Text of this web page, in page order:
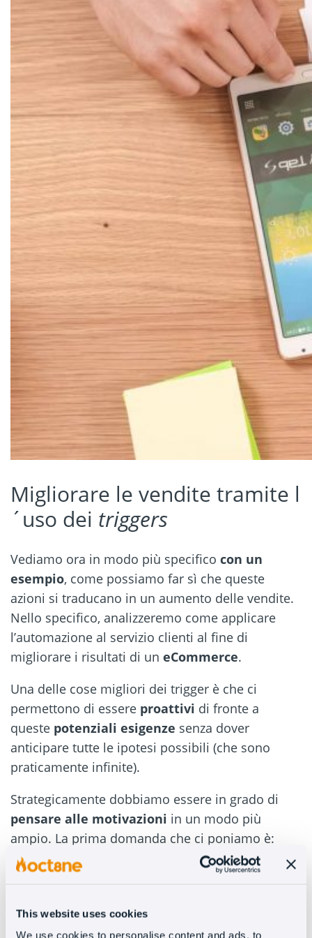
This website uses cookies
We use cookies to personalise content and ads, to
Migliorare le vendite tramite l
´uso dei triggers
Vediamo ora in modo più specifico con un
esempio, come possiamo far sì che queste
azioni si traducano in un aumento delle vendite.
Nello specifico, analizzeremo come applicare
l’automazione al servizio clienti al fine di
migliorare i risultati di un eCommerce.
Una delle cose migliori dei trigger è che ci
permettono di essere proattivi di fronte a
queste potenziali esigenze senza dover
anticipare tutte le ipotesi possibili (che sono
praticamente infinite).
Strategicamente dobbiamo essere in grado di
pensare alle motivazioni in un modo più
ampio. La prima domanda che ci poniamo è:
“Che bisogno dobbiamo coprire per il cliente?
diretta con l’utenteattraverso una chat, la cosa
logica è vederla non come un’interferenza